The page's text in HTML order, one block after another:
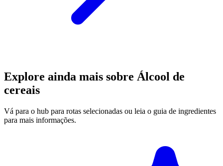
Explore ainda mais sobre Álcool de
cereais
Vá para o hub para rotas selecionadas ou leia o guia de ingredientes
para mais informações.